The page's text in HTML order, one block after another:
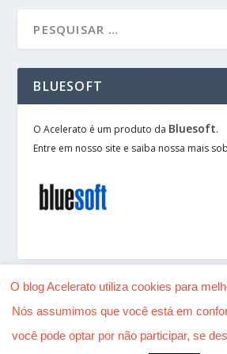
BLUESOFT
O Acelerato é um produto da Bluesoft.
Entre em nosso site e saiba nossa mais
Desenhado porElegant Themes|
O blog Acelerato utiliza cookies para
Nós assumimos que você está em
você pode optar por não participar, se